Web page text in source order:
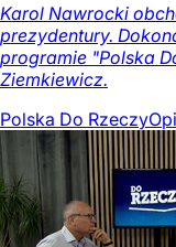
Karol Nawrocki
prezydentury.
programie "Polska
Ziemkiewicz.
Polska Do Rzeczy